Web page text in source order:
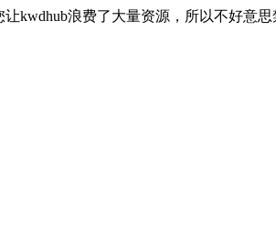
kwdhub浪费了大量资源，所以不好意